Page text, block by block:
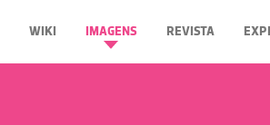
WIKI IMAGENS REVISTA